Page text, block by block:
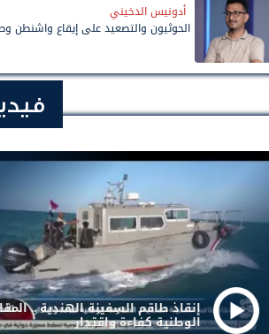
أدونيس الدخيني
الحوثيون والتصعيد على إيقاع واشنطن
إنقاذ طاقم السفينة الهندية ..
الوطنية كفاءة واقتدار